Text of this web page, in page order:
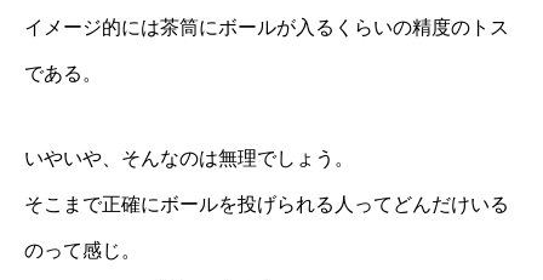
イメージ的には茶筒にボールが入るくらいの精度のトス
である。
いやいや、そんなのは無理でしょう。
そこまで正確にボールを投げられる人ってどんだけいる
のって感じ。